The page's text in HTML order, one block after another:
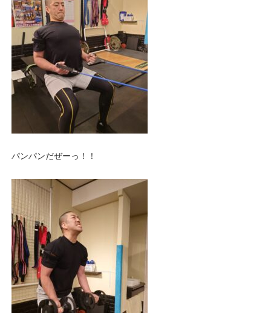
パンパンだぜーっ！！